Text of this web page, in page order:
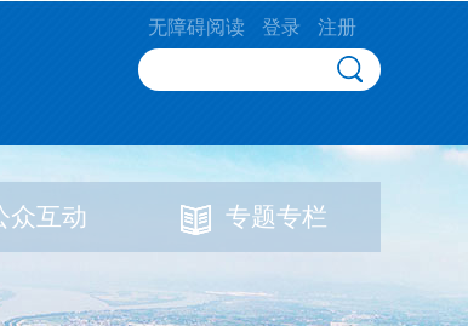
无障碍阅读 登录 注册
众互动 专题专栏